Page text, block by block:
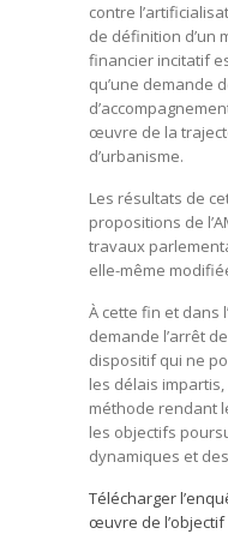
contre
de définition d’un
financier incitatif
qu’une demande
œuvre de la
d’urbanisme.
Les résultats de
propositions de
travaux
elle-même
À cette fin et dans
demande l’arrêt
dispositif qui ne
les délais
méthode rendant
les objectifs
dynamiques et
Télécharger
œuvre de l’objectif